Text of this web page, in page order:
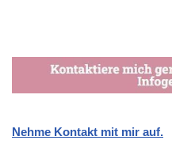
Nehme Kontakt mit mir auf.